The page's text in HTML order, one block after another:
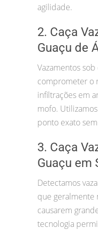
agilidade.
2. Caça
Guaçu de
Vazamentos
comprometer o
infiltrações em
mofo. Utilizamos
ponto exato
3. Caça
Guaçu em
Detectamos
que geralmente
causarem
tecnologia